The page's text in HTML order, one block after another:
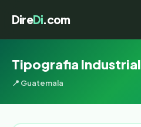
DireDi.com
Tipografia Industrial
📍 Guatemala